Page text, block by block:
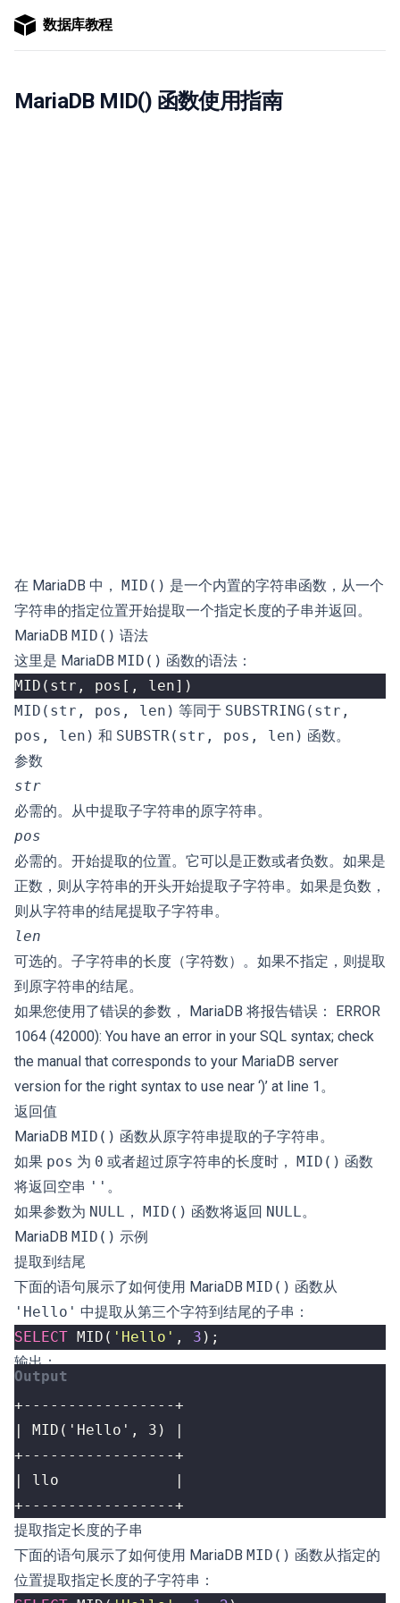
数据库教程
MariaDB MID() 函数使用指南
在 MariaDB 中， MID() 是一个内置的字符串函数，从一个
字符串的指定位置开始提取一个指定长度的子串并返回。
MariaDB MID() 语法
这里是 MariaDB MID() 函数的语法：
MID ( str , pos [, len])
MID(str, pos, len) 等同于 SUBSTRING(str,
pos, len) 和 SUBSTR(str, pos, len) 函数。
参数
str
必需的。从中提取子字符串的原字符串。
pos
必需的。开始提取的位置。它可以是正数或者负数。如果是
正数，则从字符串的开头开始提取子字符串。如果是负数，
则从字符串的结尾提取子字符串。
len
可选的。子字符串的长度（字符数）。如果不指定，则提取
到原字符串的结尾。
如果您使用了错误的参数， MariaDB 将报告错误： ERROR
1064 (42000): You have an error in your SQL syntax; check
the manual that corresponds to your MariaDB server
version for the right syntax to use near ‘)’ at line 1。
返回值
MariaDB MID() 函数从原字符串提取的子字符串。
如果 pos 为 0 或者超过原字符串的长度时， MID() 函数
将返回空串 '' 。
如果参数为 NULL ， MID() 函数将返回 NULL。
MariaDB MID() 示例
提取到结尾
下面的语句展示了如何使用 MariaDB MID() 函数从
'Hello' 中提取从第三个字符到结尾的子串：
SELECT MID ( 'Hello' , 3 );
输出：
+-----------------+
提取指定长度的子串
下面的语句展示了如何使用 MariaDB MID() 函数从指定的
位置提取指定长度的子字符串：